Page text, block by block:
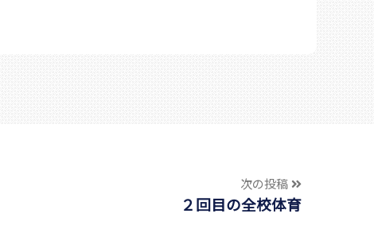
次の投稿
２回目の全校体育